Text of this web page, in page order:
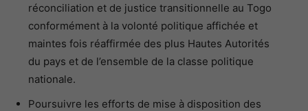
réconciliation et de justice transitionnelle au Togo
conformément à la volonté politique affichée et
maintes fois réaffirmée des plus Hautes Autorités
du pays et de l’ensemble de la classe politique
nationale.
Poursuivre les efforts de mise à disposition des